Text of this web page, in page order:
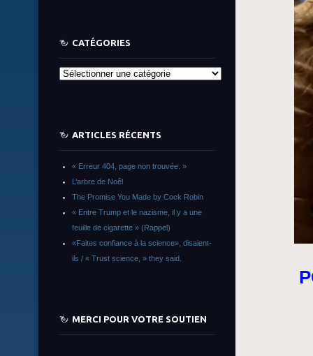
CATÉGORIES
Catégories
ARTICLES RÉCENTS
« Erreur 404, page non trouvée. »
L’arbre de Noêl
The Promise You Made by Cock Robin
« Entre Trump et le nazisme, il y a une
feuille de cigarette » (Rappel)
«Faites confiance à la science», disaient-
ils / « Trust science, » they said.
MERCI POUR VOTRE SOUTIEN